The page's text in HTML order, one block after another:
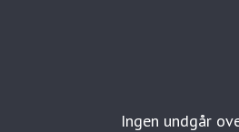
Ingen undgår